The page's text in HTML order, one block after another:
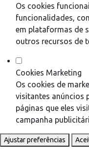
Os cookies
funcionalidades,
em plataformas de
outros recursos de
Cookies Marketing
Os cookies de
visitantes anúncios
páginas que eles
campanha
Ajustar preferências